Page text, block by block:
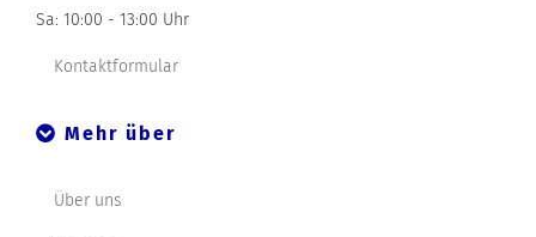
Sa: 10:00 - 13:00 Uhr
Kontaktformular
Mehr über
Über uns